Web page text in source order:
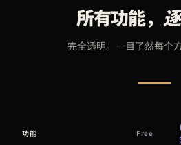
所有功能，
完全透明。一目了然每个
功能 Free